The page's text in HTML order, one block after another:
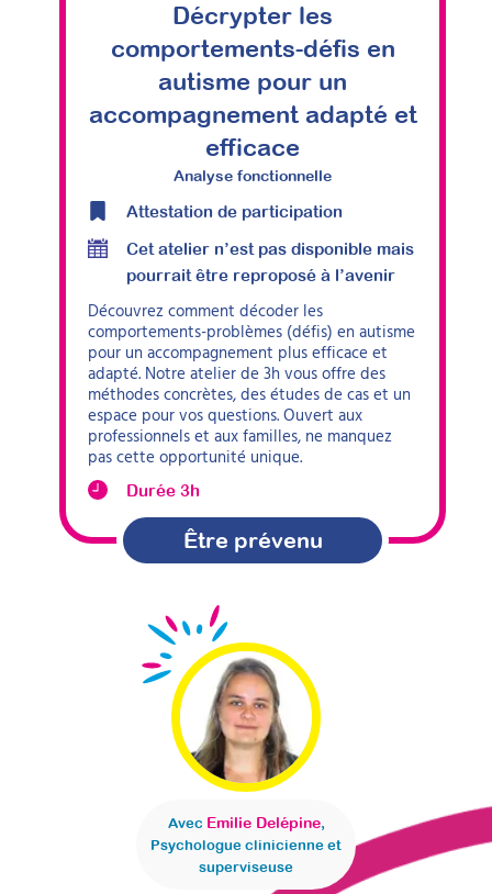
Décrypter les
comportements-défis en
autisme pour un
accompagnement adapté et
efficace
Analyse fonctionnelle
Attestation de participation
Cet atelier n’est pas disponible mais
pourrait être reproposé à l’avenir
Découvrez comment décoder les
comportements-problèmes (défis) en autisme
pour un accompagnement plus efficace et
adapté. Notre atelier de 3h vous offre des
méthodes concrètes, des études de cas et un
espace pour vos questions. Ouvert aux
professionnels et aux familles, ne manquez
pas cette opportunité unique.
Durée 3h
Être prévenu
Avec Emilie Delépine,
Psychologue clinicienne et
superviseuse